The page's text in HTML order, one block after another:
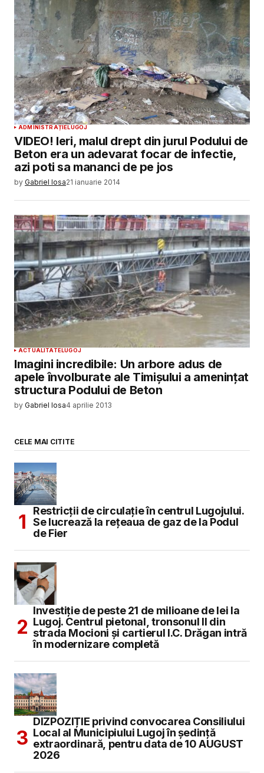
ADMINISTRAȚIELUGOJ
VIDEO! Ieri, malul drept din jurul Podului de
Beton era un adevarat focar de infectie,
azi poti sa mananci de pe jos
by Gabriel Iosa21 ianuarie 2014
ACTUALITATELUGOJ
Imagini incredibile: Un arbore adus de
apele învolburate ale Timișului a amenințat
structura Podului de Beton
by Gabriel Iosa4 aprilie 2013
CELE MAI CITITE
Restricții de circulație în centrul Lugojului.
Se lucrează la rețeaua de gaz de la Podul
de Fier
Investiție de peste 21 de milioane de lei la
Lugoj. Centrul pietonal, tronsonul II din
strada Mocioni și cartierul I.C. Drăgan intră
în modernizare completă
DIZPOZIȚIE privind convocarea Consiliului
Local al Municipiului Lugoj în şedinţă
extraordinară, pentru data de 10 AUGUST
2026